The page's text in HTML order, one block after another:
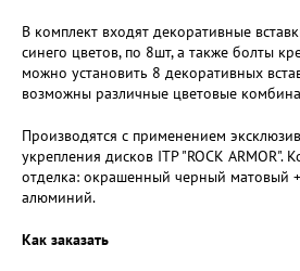
В комплект входят декоративные
синего цветов, по 8шт, а также болты
можно установить 8 декоративных
возможны различные цветовые
Производятся с применением
укрепления дисков ITP "ROCK ARMOR".
отделка: окрашенный черный матовый
алюминий.
Как заказать